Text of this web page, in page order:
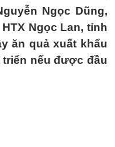
Ngọc Dũng,
Ngọc Lan, tỉnh
ăn quả xuất khẩu
nếu được đầu